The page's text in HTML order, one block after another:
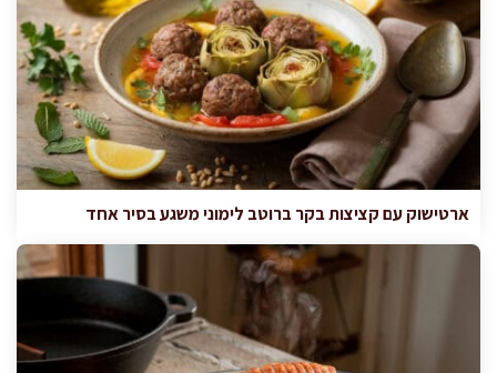
ארטישוק עם קציצות בקר ברוטב לימוני משגע בסיר אחד